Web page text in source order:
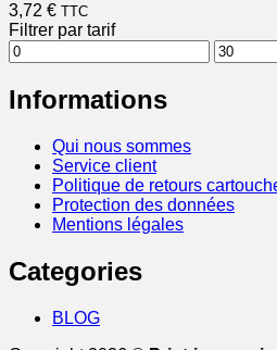
3,72 € TTC
Filtrer par tarif
Prix
min
Prix
max
Informations
Qui nous sommes
Service client
Politique de retours
Protection des données
Mentions légales
Categories
BLOG